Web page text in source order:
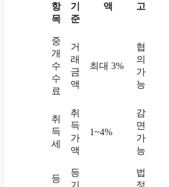
항
목
기
준
액
고
중
개
수
수
료
거
래
금
액
최대 3%
협
의
가
능
취
득
세
취
득
가
액
1~4%
감
면
가
능
등
등
법